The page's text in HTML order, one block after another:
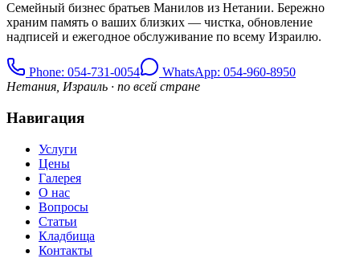
Семейный бизнес братьев Манилов из Нетании. Бережно
храним память о ваших близких — чистка, обновление
надписей и ежегодное обслуживание по всему Израилю.
Phone: 054-731-0054
WhatsApp: 054-960-8950
Нетания, Израиль · по всей стране
Навигация
Услуги
Цены
Галерея
О нас
Вопросы
Статьи
Кладбища
Контакты